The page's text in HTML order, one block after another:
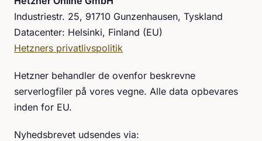
Industriestr. 25, 91710 Gunzenhausen, Tyskland
Datacenter: Helsinki, Finland (EU)
Hetzners privatlivspolitik
Hetzner behandler de ovenfor beskrevne
serverlogfiler på vores vegne. Alle data opbevares
inden for EU.
Nyhedsbrevet udsendes via: